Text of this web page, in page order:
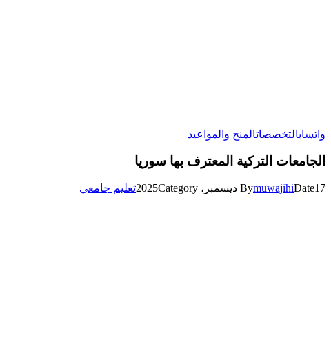
واتسابالتخصصاتالمنح والمواعيد
الجامعات التركية المعترف بها سوريا
BymuwajihiDate17 ديسمبر، 2025 Category تعليم جامعي